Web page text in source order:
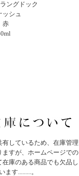
ングドック
ッシュ
赤
しているため、在庫管理
すが、ホームページでの
庫のある商品でも欠品し
す.........。